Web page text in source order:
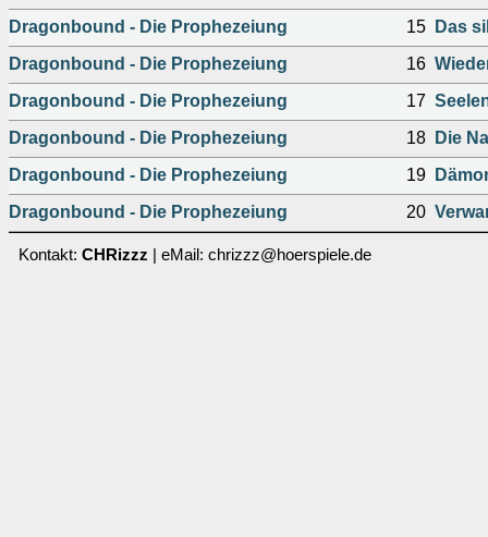
Dragonbound - Die Prophezeiung
15
Das
Dragonbound - Die Prophezeiung
16
Dragonbound - Die Prophezeiung
17
Dragonbound - Die Prophezeiung
18
Die
Dragonbound - Die Prophezeiung
19
Dragonbound - Die Prophezeiung
20
Kontakt: CHRizzz | eMail: chrizzz@hoerspiele.de